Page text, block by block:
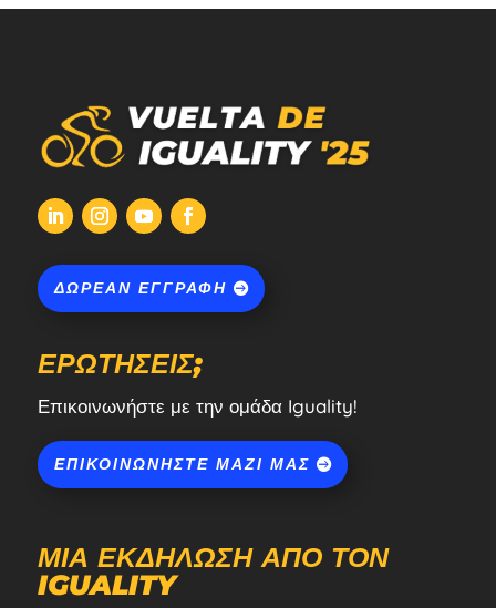
ΔΩΡΕΆΝ ΕΓΓΡΑΦΉ
ΕΡΩΤΉΣΕΙΣ;
Επικοινωνήστε με την ομάδα Iguality!
ΕΠΙΚΟΙΝΩΝΉΣΤΕ ΜΑΖΊ ΜΑΣ
ΜΙΑ ΕΚΔΉΛΩΣΗ ΑΠΌ ΤΟΝ
IGUALITY